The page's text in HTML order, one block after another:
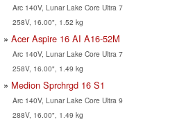
Arc 140V, Lunar Lake Core Ultra 7
258V, 16.00", 1.52 kg
Acer Aspire 16 AI A16-52M
Arc 140V, Lunar Lake Core Ultra 7
258V, 16.00", 1.49 kg
Medion Sprchrgd 16 S1
Arc 140V, Lunar Lake Core Ultra 9
288V, 16.00", 1.49 kg